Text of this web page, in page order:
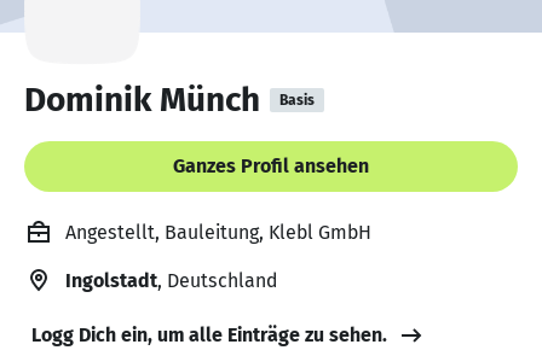
Dominik Münch Basis
Ganzes Profil ansehen
Angestellt, Bauleitung, Klebl GmbH
Ingolstadt, Deutschland
Logg Dich ein, um alle Einträge zu sehen.